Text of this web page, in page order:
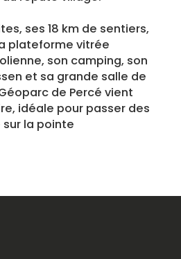
ses 18 km de sentiers,
plateforme vitrée
son camping, son
et sa grande salle de
de Percé vient
idéale pour passer des
la pointe